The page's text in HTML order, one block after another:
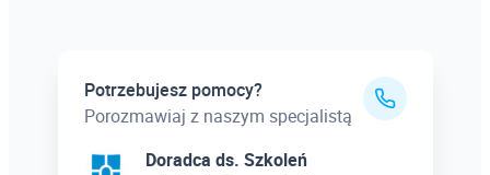
Potrzebujesz pomocy?
Porozmawiaj z naszym specjalistą
Doradca ds. Szkoleń